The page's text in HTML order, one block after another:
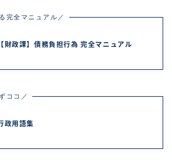
完全マニュアル／
【財政課】債務負担行為 完全マニュアル
ココ／
政用語集